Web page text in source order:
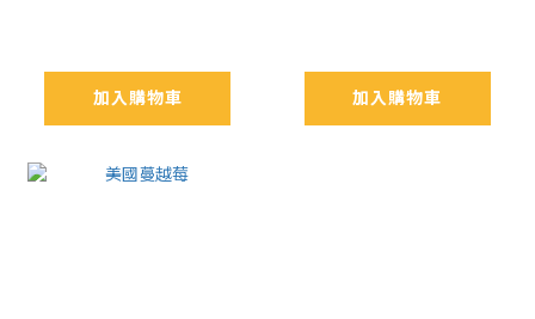
加入購物車 加入購物車